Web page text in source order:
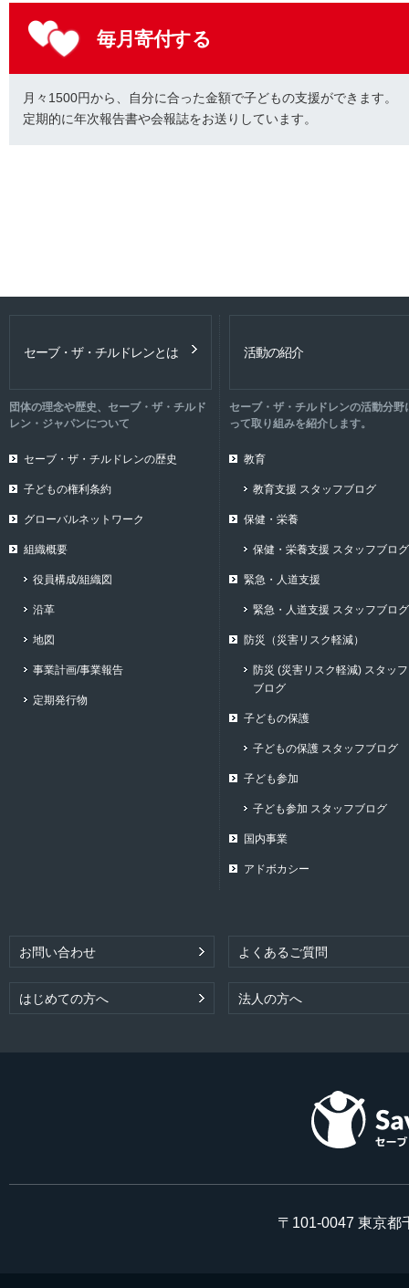
毎月寄付する
月々1500円から、自分に合った金額で子どもの支援ができます。
定期的に年次報告書や会報誌をお送りしています。
セーブ・ザ・チルドレンとは
団体の理念や歴史、セーブ・ザ・チルド
レン・ジャパンについて
セーブ・ザ・チルドレンの歴史
子どもの権利条約
グローバルネットワーク
組織概要
役員構成/組織図
沿革
地図
事業計画/事業報告
定期発行物
活動の紹介
セーブ・ザ・チルドレンの活動分野
って取り組みを紹介します。
教育
教育支援 スタッフブログ
保健・栄養
保健・栄養支援 スタッフブログ
緊急・人道支援
緊急・人道支援 スタッフブログ
防災（災害リスク軽減）
防災 (災害リスク軽減) スタッフ
ブログ
子どもの保護
子どもの保護 スタッフブログ
子ども参加
子ども参加 スタッフブログ
国内事業
アドボカシー
お問い合わせ よくあるご質問
はじめての方へ 法人の方へ
〒101-0047 東京都